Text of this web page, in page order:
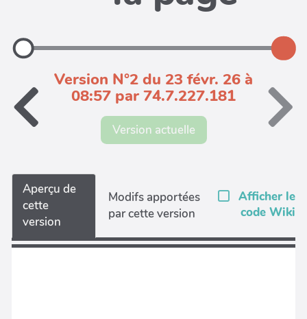
Version N°2 du 23 févr. 26 à
08:57 par 74.7.227.181
Version actuelle
Aperçu de
cette
version
Modifs apportées
par cette version
Afficher le
code Wiki